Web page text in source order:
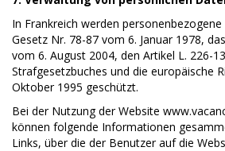
In Frankreich werden
Gesetz Nr. 78-87 vom 6. Januar 1978,
vom 6. August 2004, den Artikel L. 226-
Strafgesetzbuches und die europäische
Oktober 1995 geschützt.
Bei der Nutzung der Website
können folgende Informationen
Links, über die der Benutzer auf die